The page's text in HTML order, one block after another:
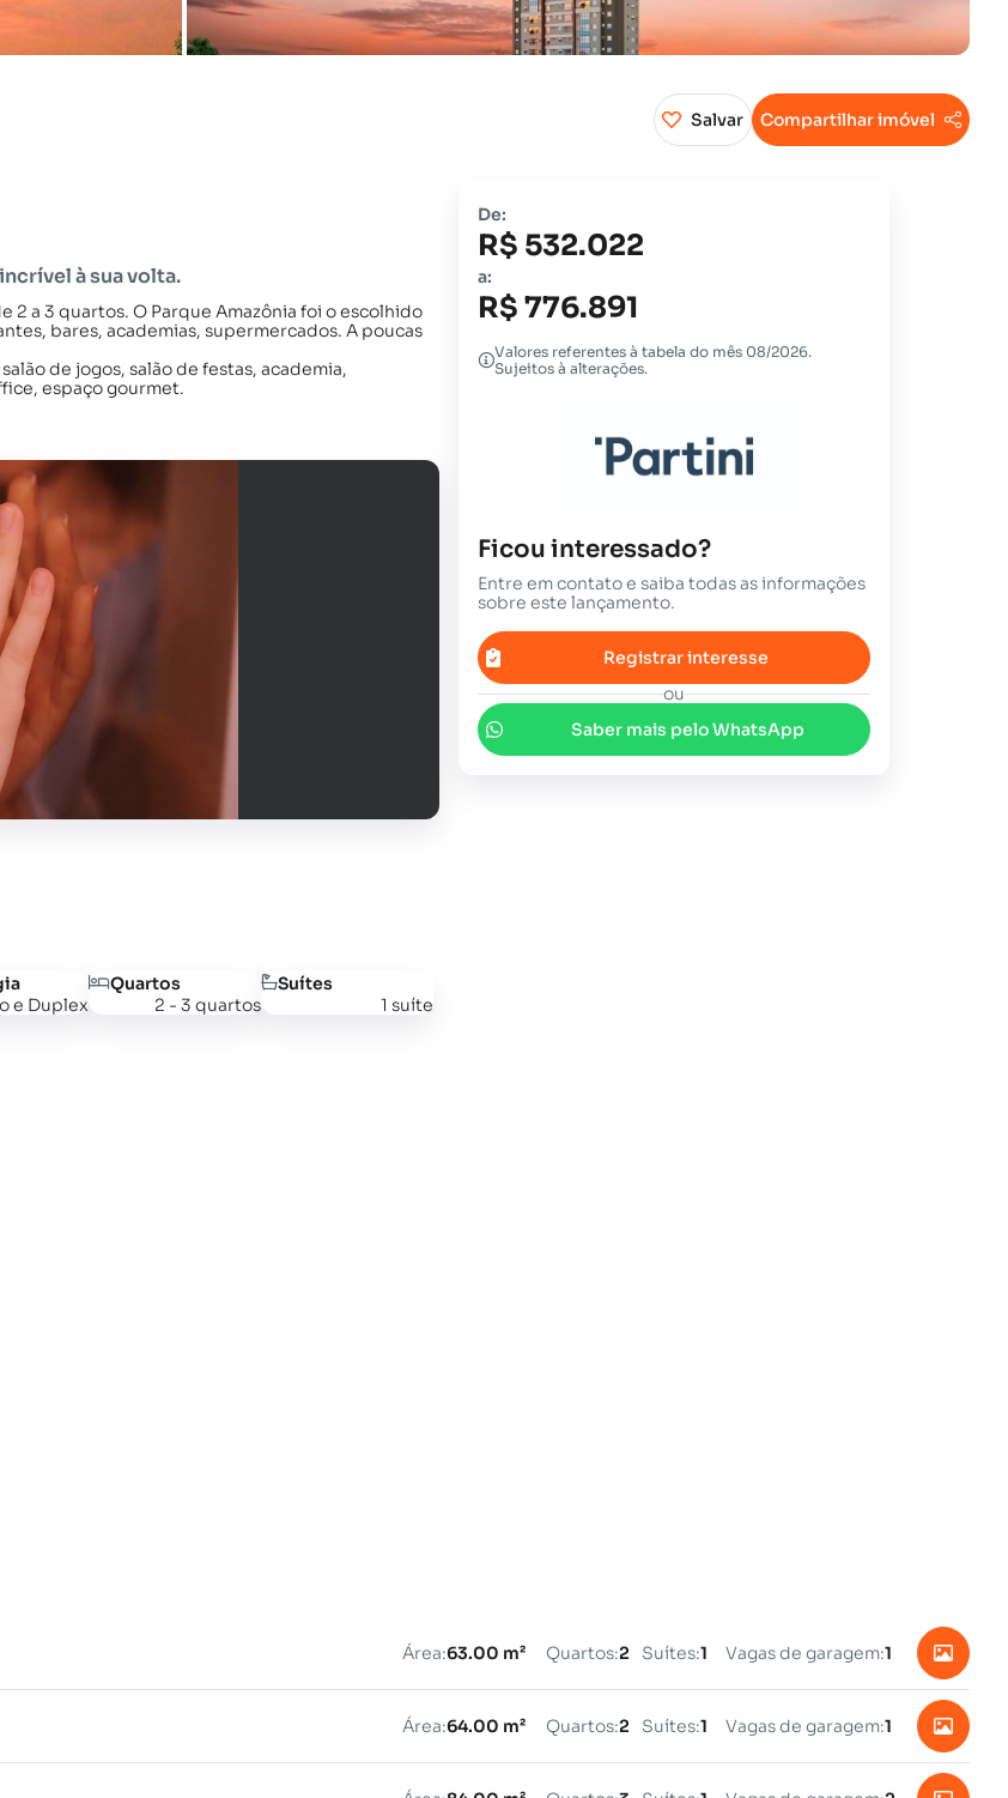
Salvar Compartilhar imóvel
à sua volta.
2 a 3 quartos. O Parque Amazônia foi o escolhido
bares, academias, supermercados. A poucas
de jogos, salão de festas, academia,
espaço gourmet.
e Duplex
Quartos
2 - 3 quartos
Suítes
1 suíte
De:
R$ 532.022
a:
R$ 776.891
Valores referentes à tabela do mês 08/2026.
Sujeitos à alterações.
Ficou interessado?
Entre em contato e saiba todas as informações
sobre este lançamento.
Registrar interesse
ou
Saber mais pelo WhatsApp
Área:63.00 m² Quartos:2 Suítes:1 Vagas de garagem:1
Área:64.00 m² Quartos:2 Suítes:1 Vagas de garagem:1